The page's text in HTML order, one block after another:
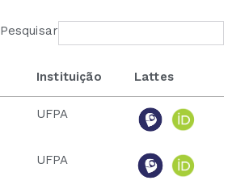
Pesquisar
Instituição Lattes
UFPA
UFPA